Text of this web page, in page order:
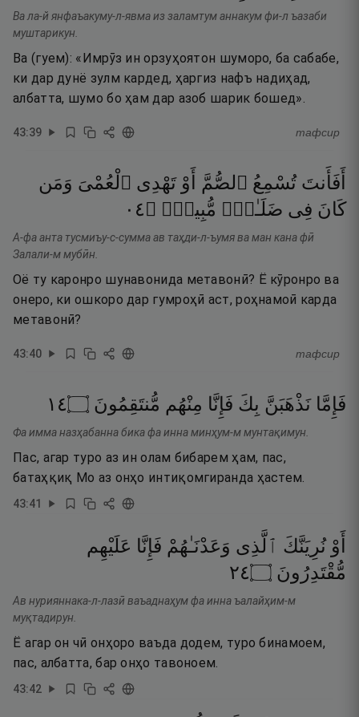
Ва ла-й янфаъакуму-л-явма из заламтум аннакум фи-л ъазаби
муштарикун.
Ва (гуем): «Имрӯз ин орзуҳоятон шуморо, ба сабабе,
ки дар дунё зулм кардед, ҳаргиз нафъ надиҳад,
албатта, шумо бо ҳам дар азоб шарик бошед».
43:39 тафсир
أَفَأَنتَ تُسْمِعُ ٱلصُّمَّ أَوْ تَهْدِى ٱلْعُمْىَ وَمَن
كَانَ فِى ضَلَـٰلٍۢ مُّبِينٍۢ ۝٤٠
А-фа анта тусмиъу-с-сумма ав таҳди-л-ъумя ва ман кана фӣ
Залали-м мубӣн.
Оё ту каронро шунавонида метавонӣ? Ё кӯронро ва
онеро, ки ошкоро дар гумроҳӣ аст, роҳнамоӣ карда
метавонӣ?
43:40 тафсир
فَإِمَّا نَذْهَبَنَّ بِكَ فَإِنَّا مِنْهُم مُّنتَقِمُونَ ۝٤١
Фа имма назҳабанна бика фа инна минҳум-м мунтақимун.
Пас, агар туро аз ин олам бибарем ҳам, пас,
батаҳқиқ Мо аз онҳо интиқомгиранда ҳастем.
43:41
أَوْ نُرِيَنَّكَ ٱلَّذِى وَعَدْنَـٰهُمْ فَإِنَّا عَلَيْهِم
مُّقْتَدِرُونَ ۝٤٢
Ав нурияннака-л-лазӣ ваъаднаҳум фа инна ъалайҳим-м
муқтадирун.
Ё агар он чӣ онҳоро ваъда додем, туро бинамоем,
пас, албатта, бар онҳо тавоноем.
43:42